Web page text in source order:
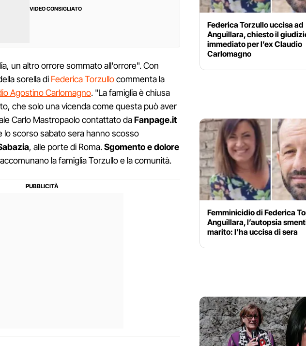
VIDEO CONSIGLIATO
un altro orrore sommato all'orrore". Con
sorella di Federica Torzullocommenta la
Agostino Carlomagno. "La famiglia è chiusa
che solo una vicenda come questa può aver
Carlo Mastropaolo contattato daFanpage.it
lo scorso sabato sera hanno scosso
, alle porte di Roma.Sgomento e dolore
la famiglia Torzullo e la comunità.
Federica Torzullo uccisa ad
Anguillara, chiesto il
immediato per l’ex Claudio
Carlomagno
Femminicidio di Federica
Anguillara, l’autopsia
marito: l’ha uccisa di sera